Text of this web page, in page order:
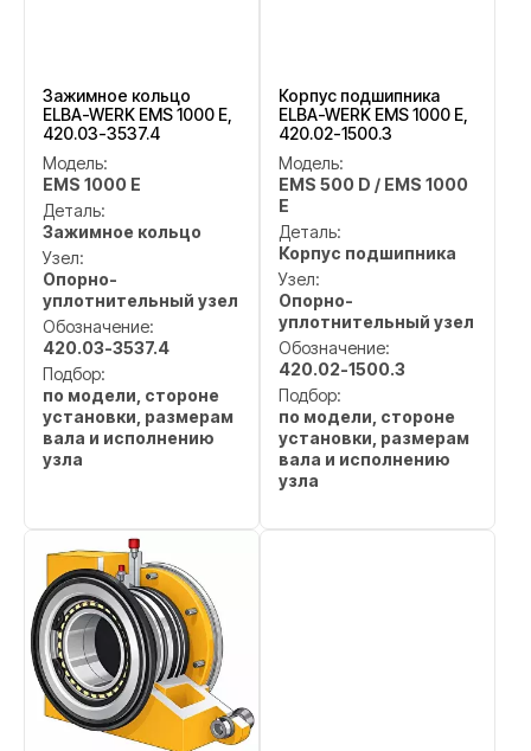
Зажимное кольцо
ELBA-WERK EMS 1000 E,
420.03-3537.4
Модель:
EMS 1000 E
Деталь:
Зажимное кольцо
Узел:
Опорно-
уплотнительный узел
Обозначение:
420.03-3537.4
Подбор:
по модели, стороне
установки, размерам
вала и исполнению
узла
Корпус подшипника
ELBA-WERK EMS 1000 E,
420.02-1500.3
Модель:
EMS 500 D / EMS 1000
E
Деталь:
Корпус подшипника
Узел:
Опорно-
уплотнительный узел
Обозначение:
420.02-1500.3
Подбор:
по модели, стороне
установки, размерам
вала и исполнению
узла